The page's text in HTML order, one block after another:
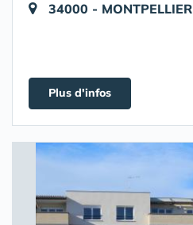
34000 - MONTPELLIER
Plus d'infos